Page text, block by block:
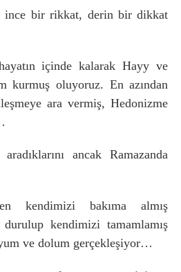
ince bir rikkat, derin bir dikkat
içinde kalarak Hayy ve
kurmuş oluyoruz. En azından
ara vermiş, Hedonizme
ancak Ramazanda
kendimizi bakıma almış
kendimizi tamamlamış
ve dolum gerçekleşiyor…